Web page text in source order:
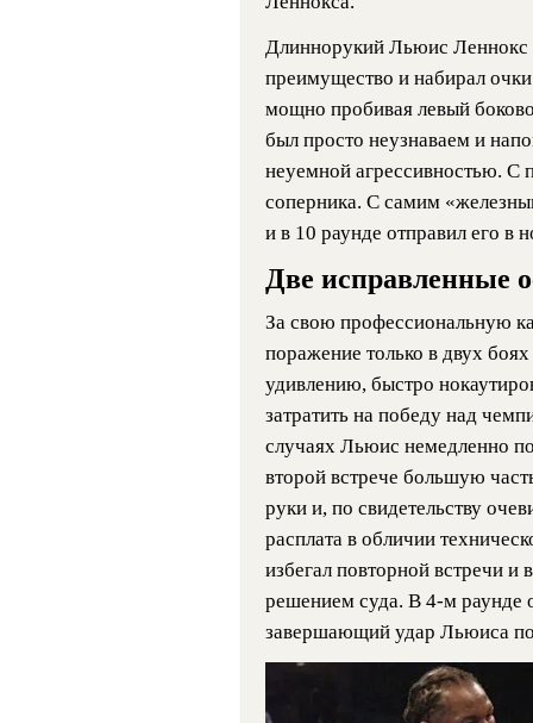
Длиннорукий Льюис Леннокс
преимущество и набирал
мощно пробивая левый
был просто неузнаваем и
неуемной агрессивностью. С
соперника. С самим
и в 10 раунде отправил его в
Две исправленные
За свою профессиональную
поражение только в двух
удивлению, быстро
затратить на победу над
случаях Льюис немедленно
второй встрече большую
руки и, по свидетельству
расплата в обличии
избегал повторной встречи и
решением суда. В 4-м раунде
завершающий удар Льюиса